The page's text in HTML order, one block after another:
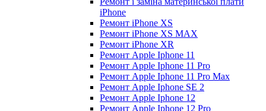
iPhone
Ремонт iPhone XS
Ремонт iPhone XS MAX
Ремонт iPhone XR
Ремонт Apple Iphone 11
Ремонт Apple Iphone 11 Pro
Ремонт Apple Iphone 11 Pro Max
Ремонт Apple Iphone SE 2
Ремонт Apple Iphone 12
Ремонт Apple Iphone 12 Pro